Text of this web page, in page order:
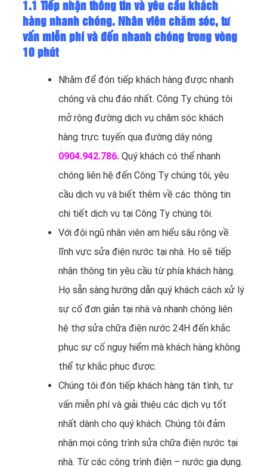
1.1 Tiếp nhận thông tin và yêu cầu khách
hàng nhanh chóng. Nhân viên chăm sóc, tư
vấn miễn phí và đến nhanh chóng trong vòng
10 phút
Nhằm để đón tiếp khách hàng được nhanh
chóng và chu đáo nhất. Công Ty chúng tôi
mở rộng đường dịch vụ chăm sóc khách
hàng trực tuyến qua đường dây nóng
0904.942.786. Quý khách có thể nhanh
chóng liên hệ đến Công Ty chúng tôi, yêu
cầu dịch vụ và biết thêm về các thông tin
chi tiết dịch vụ tại Công Ty chúng tôi.
Với đội ngũ nhân viên am hiểu sâu rộng về
lĩnh vực sửa điện nước tại nhà. Họ sẽ tiếp
nhận thông tin yêu cầu từ phía khách hàng.
Họ sẵn sàng hướng dẫn quý khách cách xử lý
sự cố đơn giản tại nhà và nhanh chóng liên
hệ thợ sửa chữa điện nước 24H đến khắc
phục sự cố nguy hiểm mà khách hàng không
thể tự khắc phục được.
Chúng tôi đón tiếp khách hàng tận tình, tư
vấn miễn phí và giải thiệu các dịch vụ tốt
nhất dành cho quý khách. Chúng tôi đảm
nhận mọi công trình sửa chữa điện nước tại
nhà. Từ các công trình điện – nước gia dụng.